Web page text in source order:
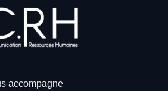
accompagne